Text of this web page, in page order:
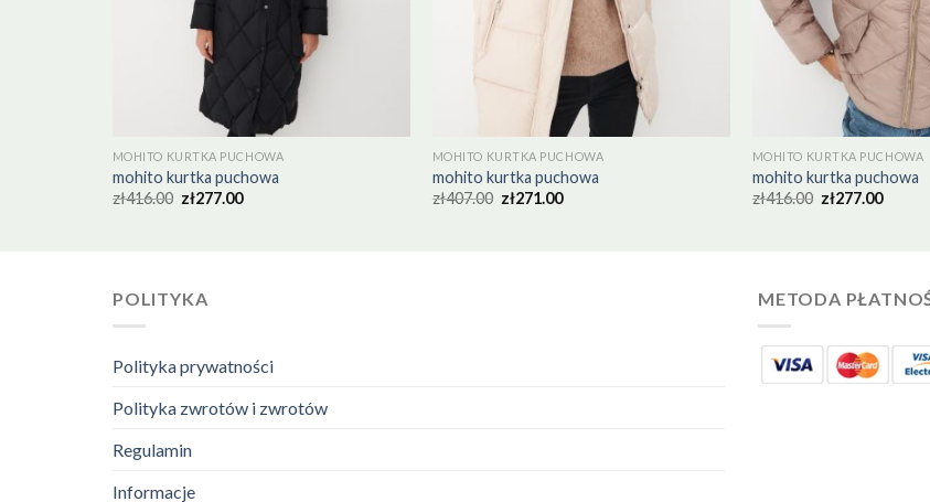
MOHITO KURTKA PUCHOWA
mohito kurtka puchowa
zł416.00 zł277.00
MOHITO KURTKA PUCHOWA
mohito kurtka puchowa
zł407.00 zł271.00
MOHITO KURTKA PUCHOWA
mohito kurtka puchowa
zł416.00 zł277.00
POLITYKA
Polityka prywatności
Polityka zwrotów i zwrotów
Regulamin
Informacje
METODA